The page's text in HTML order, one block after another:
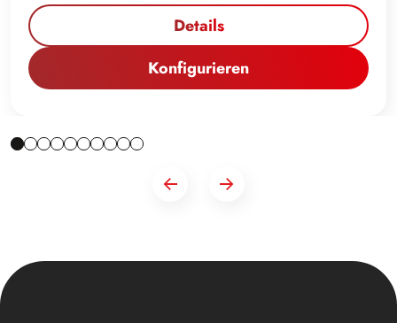
Details
Konfigurieren